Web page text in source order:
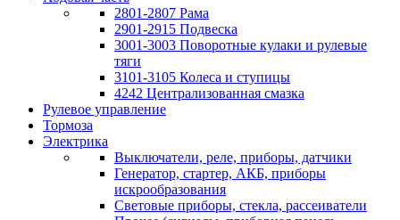
2801-2807 Рама
2901-2915 Подвеска
3001-3003 Поворотные кулаки и рулевые
тяги
3101-3105 Колеса и ступицы
4242 Централизованная смазка
Рулевое управление
Тормоза
Электрика
Выключатели, реле, приборы, датчики
Генератор, стартер, АКБ, приборы
искрообразования
Световые приборы, стекла, рассеиватели